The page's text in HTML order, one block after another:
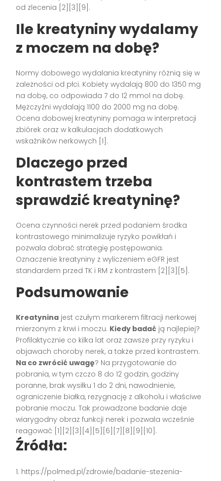
od zlecenia [2][3][9].
Ile kreatyniny wydalamy
z moczem na dobę?
Normy dobowego wydalania kreatyniny różnią się w
zależności od płci. Kobiety wydalają 800 do 1350 mg
na dobę, co odpowiada 7 do 12 mmol na dobę.
Mężczyźni wydalają 1100 do 2000 mg na dobę.
Ocena dobowej kreatyniny pomaga w interpretacji
zbiórek oraz w kalkulacjach dodatkowych
wskaźników nerkowych [1].
Dlaczego przed
kontrastem trzeba
sprawdzić kreatyninę?
Ocena czynności nerek przed podaniem środka
kontrastowego minimalizuje ryzyko powikłań i
pozwala dobrać strategię postępowania.
Oznaczenie kreatyniny z wyliczeniem eGFR jest
standardem przed TK i RM z kontrastem [2][3][5].
Podsumowanie
Kreatynina jest czułym markerem filtracji nerkowej
mierzonym z krwi i moczu. Kiedy badać ją najlepiej?
Profilaktycznie co kilka lat oraz zawsze przy ryzyku i
objawach choroby nerek, a także przed kontrastem.
Na co zwrócić uwagę? Na przygotowanie do
pobrania, w tym czczo 8 do 12 godzin, godziny
poranne, brak wysiłku 1 do 2 dni, nawodnienie,
ograniczenie białka, rezygnację z alkoholu i właściwe
pobranie moczu. Tak prowadzone badanie daje
wiarygodny obraz funkcji nerek i pozwala wcześnie
reagować [1][2][3][4][5][6][7][8][9][10].
Źródła:
https://polmed.pl/zdrowie/badanie-stezenia-